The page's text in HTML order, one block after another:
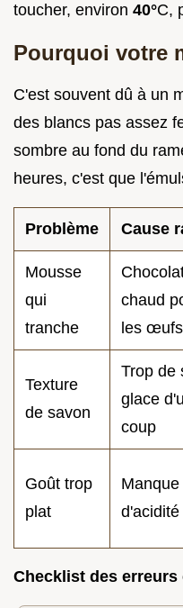
toucher, environ 40°C,
Pourquoi votre
C'est souvent dû à un
des blancs pas assez
sombre au fond du
heures, c'est que
Problème Cause
Mousse
qui
tranche
chaud
les œufs
Texture
de savon
Trop de
glace
coup
Goût trop
plat
Manque
d'acidité
Checklist des erreurs